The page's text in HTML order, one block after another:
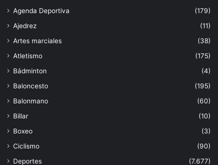
Agenda Deportiva
(179)
Ajedrez
(11)
Artes marciales
(38)
Atletismo
(175)
Bádminton
(4)
Baloncesto
(195)
Balonmano
(60)
Billar
(10)
Boxeo
(3)
Ciclismo
(90)
Deportes
(7.677)